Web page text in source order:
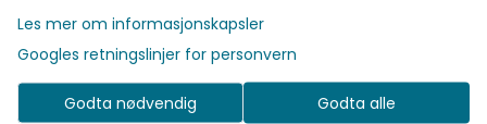
Vår visjon er å gi våre kunder en unik opplevelse og
glede ved å velge sitt bad
Les mer om informasjonskapsler
Googles retningslinjer for personvern
Godta nødvendig Godta alle